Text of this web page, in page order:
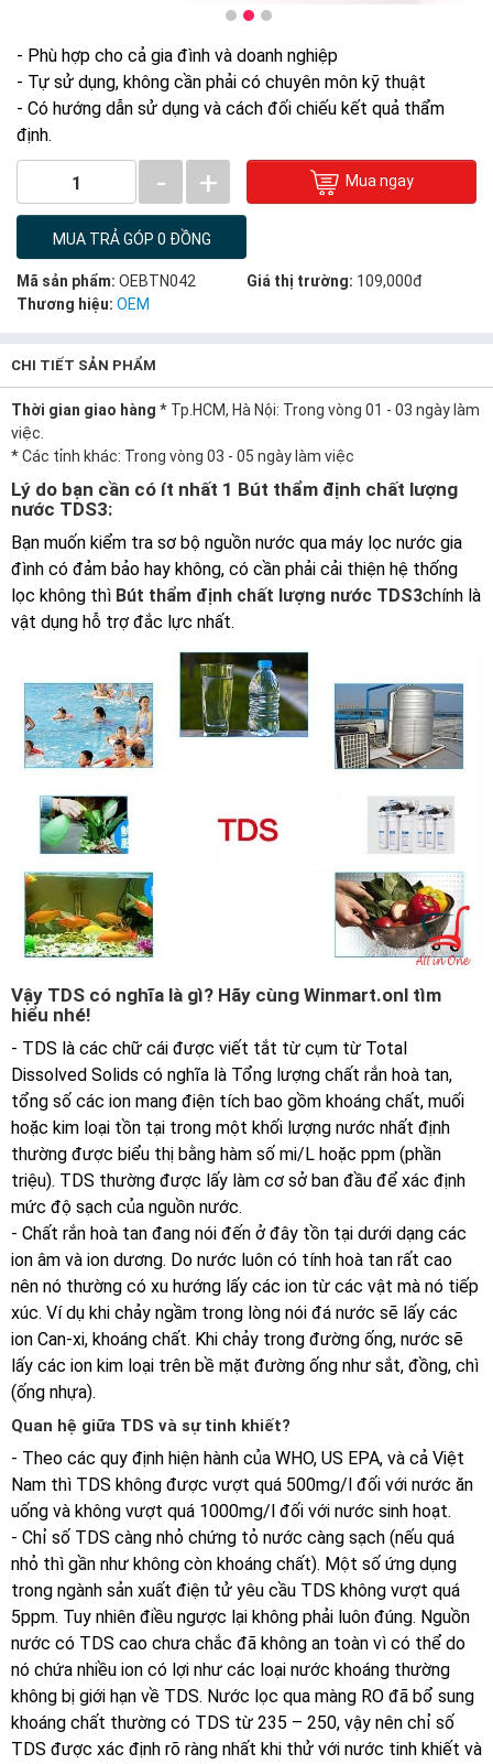
- Phù hợp cho cả gia đình và doanh nghiệp
- Tự sử dụng, không cần phải có chuyên môn kỹ thuật
- Có hướng dẫn sử dụng và cách đối chiếu kết quả thẩm
định.
1 - + Mua ngay
MUA TRẢ GÓP 0 ĐỒNG
Mã sản phẩm: OEBTN042 Giá thị trường: 109,000đ
Thương hiệu: OEM
CHI TIẾT SẢN PHẨM
Thời gian giao hàng * Tp.HCM, Hà Nội: Trong vòng 01 - 03 ngày làm
việc.
* Các tỉnh khác: Trong vòng 03 - 05 ngày làm việc
Lý do bạn cần có ít nhất 1 Bút thẩm định chất lượng
nước TDS3:
Bạn muốn kiểm tra sơ bộ nguồn nước qua máy lọc nước gia
đình có đảm bảo hay không, có cần phải cải thiện hệ thống
lọc không thì Bút thẩm định chất lượng nước TDS3chính là
vật dụng hỗ trợ đắc lực nhất.
Vậy TDS có nghĩa là gì? Hãy cùng Winmart.onl tìm
hiểu nhé!
- TDS là các chữ cái được viết tắt từ cụm từ Total
Dissolved Solids có nghĩa là Tổng lượng chất rắn hoà tan,
tổng số các ion mang điện tích bao gồm khoáng chất, muối
hoặc kim loại tồn tại trong một khối lượng nước nhất định
thường được biểu thị bằng hàm số mi/L hoặc ppm (phần
triệu). TDS thường được lấy làm cơ sở ban đầu để xác định
mức độ sạch của nguồn nước.
- Chất rắn hoà tan đang nói đến ở đây tồn tại dưới dạng các
ion âm và ion dương. Do nước luôn có tính hoà tan rất cao
nên nó thường có xu hướng lấy các ion từ các vật mà nó tiếp
xúc. Ví dụ khi chảy ngầm trong lòng nói đá nước sẽ lấy các
ion Can-xi, khoáng chất. Khi chảy trong đường ống, nước sẽ
lấy các ion kim loại trên bề mặt đường ống như sắt, đồng, chì
(ống nhựa).
Quan hệ giữa TDS và sự tinh khiết?
- Theo các quy định hiện hành của WHO, US EPA, và cả Việt
Nam thì TDS không được vượt quá 500mg/l đối với nước ăn
uống và không vượt quá 1000mg/l đối với nước sinh hoạt.
- Chỉ số TDS càng nhỏ chứng tỏ nước càng sạch (nếu quá
nhỏ thì gần như không còn khoáng chất). Một số ứng dụng
trong ngành sản xuất điện tử yêu cầu TDS không vượt quá
5ppm. Tuy nhiên điều ngược lại không phải luôn đúng. Nguồn
nước có TDS cao chưa chắc đã không an toàn vì có thể do
nó chứa nhiều ion có lợi như các loại nước khoáng thường
không bị giới hạn về TDS. Nước lọc qua màng RO đã bổ sung
khoáng chất thường có TDS từ 235 – 250, vậy nên chỉ số
TDS được xác định rõ ràng nhất khi thử với nước tinh khiết và